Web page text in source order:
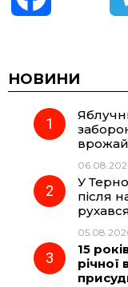
c
e
o
k
НОВИНИ
врожай
У
після
15
річної